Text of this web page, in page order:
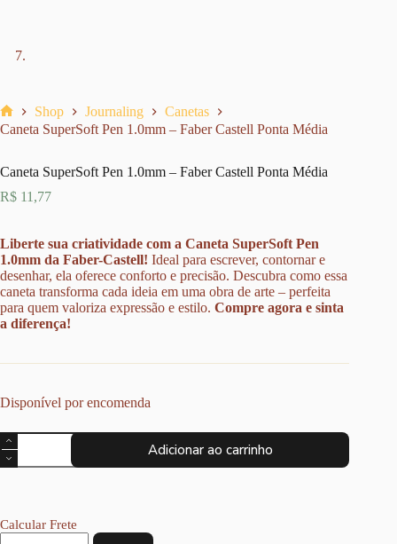
Home
Shop Journaling
Canetas
Caneta SuperSoft Pen 1.0mm – Faber Castell Ponta Média
Caneta SuperSoft Pen 1.0mm – Faber Castell Ponta Média
R$ 11,77
Liberte sua criatividade com a Caneta SuperSoft Pen
1.0mm da Faber-Castell! Ideal para escrever, contornar e
desenhar, ela oferece conforto e precisão. Descubra como essa
caneta transforma cada ideia em uma obra de arte – perfeita
para quem valoriza expressão e estilo. Compre agora e sinta
a diferença!
Disponível por encomenda
Caneta
SuperSoft
Pen
Castell
Adicionar ao carrinho
Calcular Frete